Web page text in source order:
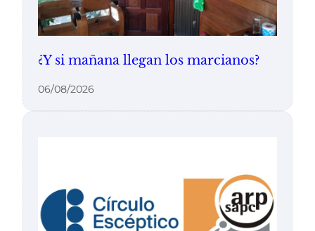
¿Y si mañana llegan los marcianos?
06/08/2026